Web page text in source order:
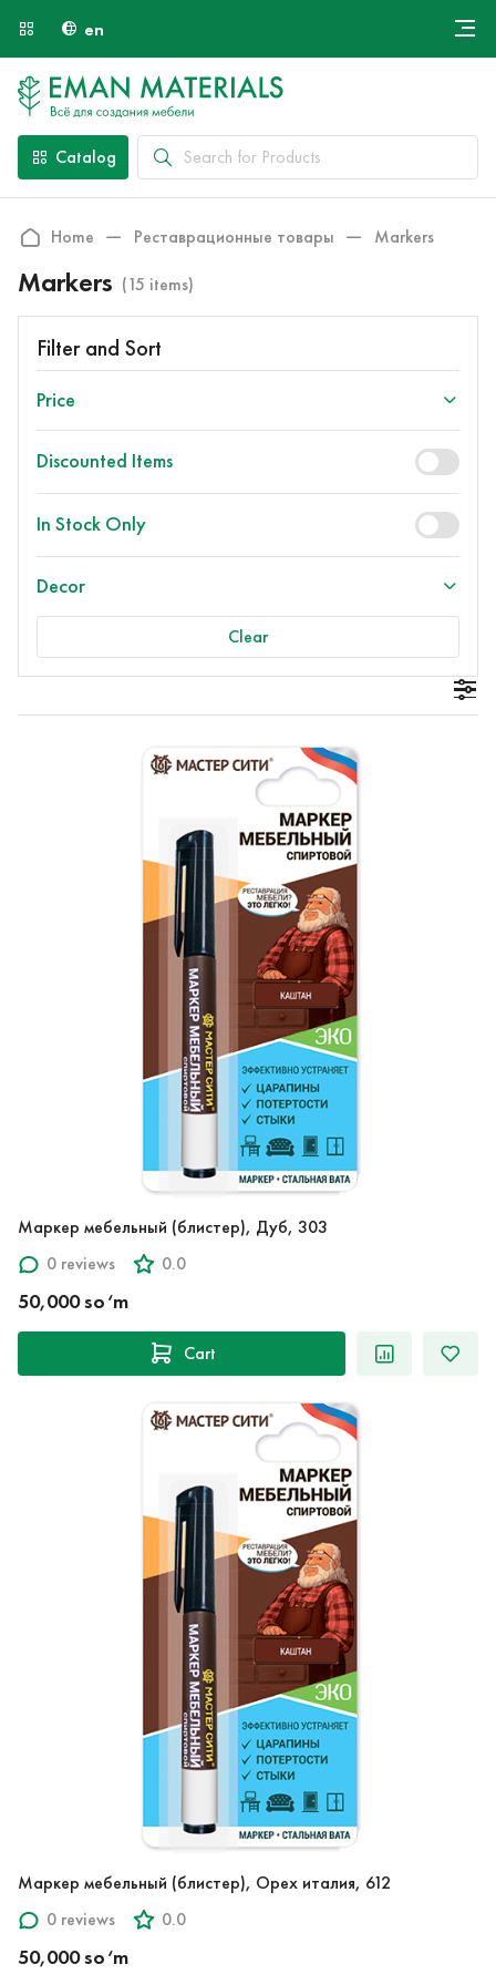
en
Payment and Delivery
Contacts
Catalog
Home Реставрационные товары Markers
Markers (15 items)
Filter and Sort
Price
Discounted Items
In Stock Only
Decor
Clear
Маркер мебельный (блистер), Дуб, 303
0 reviews
0.0
50,000 so‘m
Cart
Маркер мебельный (блистер), Орех италия, 612
0 reviews
0.0
50,000 so‘m